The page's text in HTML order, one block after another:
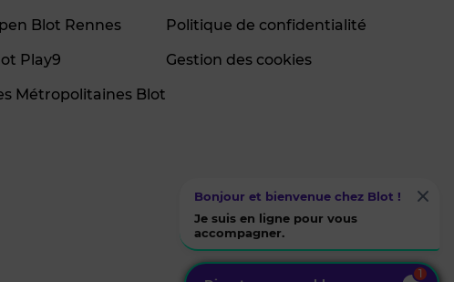
Blot Rennes
Play9
Métropolitaines Blot
Politique de confidentialité
Gestion des cookies
1
Bonjour et bienvenue chez Blot !
Je suis en ligne pour vous
accompagner.